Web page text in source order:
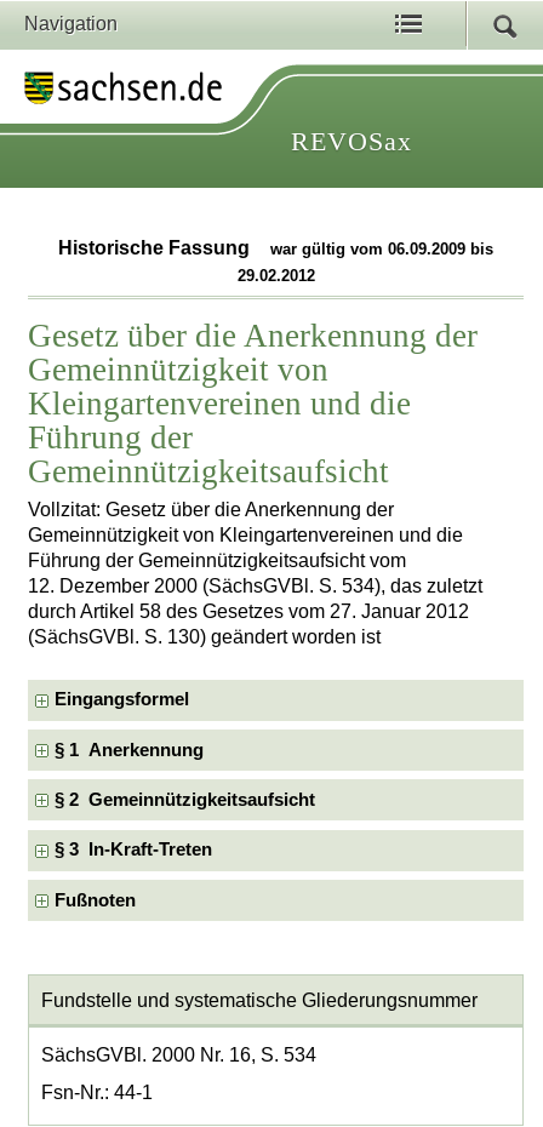
Navigation
REVOSax
Historische Fassung
war gültig vom 06.09.2009 bis
29.02.2012
Gesetz über die Anerkennung der
Gemeinnützigkeit von
Kleingartenvereinen und die
Führung der
Gemeinnützigkeitsaufsicht
Vollzitat: Gesetz über die Anerkennung der
Gemeinnützigkeit von Kleingartenvereinen und die
Führung der Gemeinnützigkeitsaufsicht vom
12. Dezember 2000 (SächsGVBl. S. 534), das zuletzt
durch Artikel 58 des Gesetzes vom 27. Januar 2012
(SächsGVBl. S. 130) geändert worden ist
Eingangsformel
§ 1 Anerkennung
§ 2 Gemeinnützigkeitsaufsicht
§ 3 In-Kraft-Treten
Fußnoten
Fundstelle und systematische Gliederungsnummer
SächsGVBl. 2000 Nr. 16, S. 534
Fsn-Nr.: 44-1